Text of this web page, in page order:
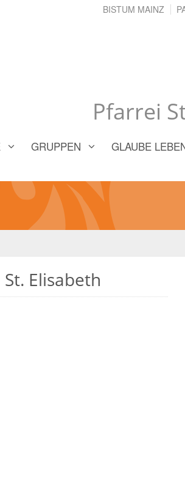
Pfarrei
BISTUM MAINZ
GRUPPEN GLAUBE
Elisabeth